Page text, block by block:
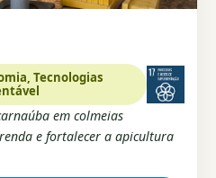
Tecnologias
em colmeias
e fortalecer a apicultura